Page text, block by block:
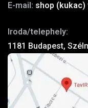
E-mail: shop
Iroda/telephely:
1181 Budapest,